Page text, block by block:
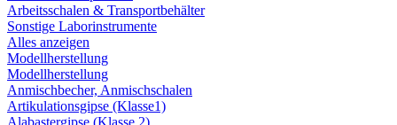
Arbeitsschalen & Transportbehälter
Sonstige Laborinstrumente
Alles anzeigen
Modellherstellung
Modellherstellung
Anmischbecher, Anmischschalen
Artikulationsgipse (Klasse1)
Alabastergipse (Klasse 2)